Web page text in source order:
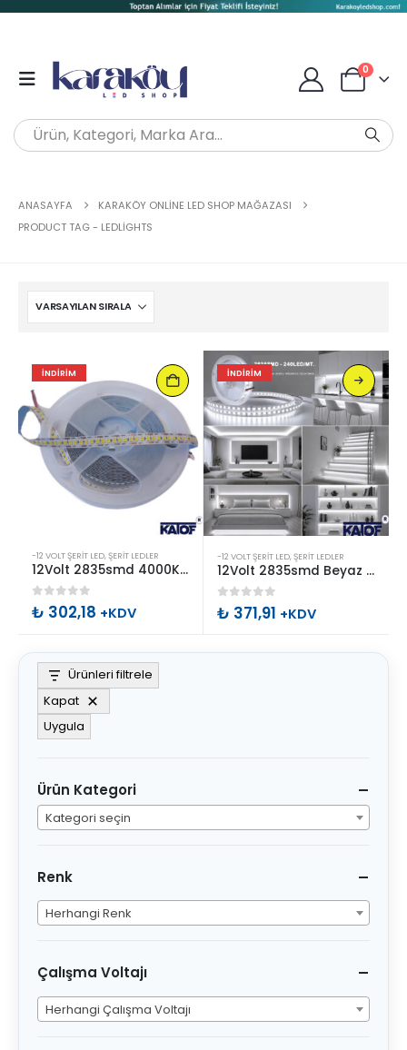
0
ANASAYFA
KARAKÖY ONLINE LED SHOP MAĞAZASI
PRODUCT TAG - LEDLIGHTS
İNDIRIM
-12 VOLT ŞERIT LED,ŞERIT LEDLER
12Volt 2835smd 4000K 240ledli 10mm Şerit Led (5mt)
0 out of 5
₺ 302,18 +KDV
İNDIRIM
ürünün
birden
fazla
var.
-12 VOLT ŞERIT LED,ŞERIT LEDLER
12Volt 2835smd Beyaz 240ledli 10mm Şerit Led
0 out of 5
₺ 371,91 +KDV
Ürünleri filtrele
Kapat
Uygula
Ürün Kategori
Kategori seçin
Renk
Herhangi Renk
Çalışma Voltajı
Herhangi Çalışma Voltajı